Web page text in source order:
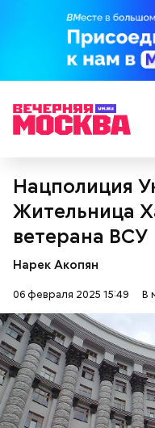
Нацполиция
Жительница
ветерана ВСУ
Нарек Акопян
06 февраля 2025 15:49 В